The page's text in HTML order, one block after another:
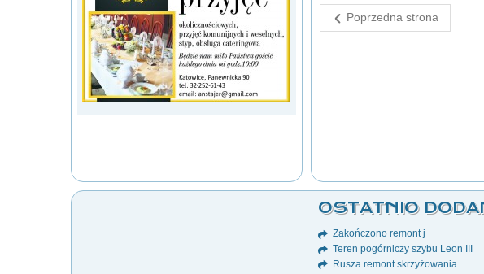
Poprzedna strona
OSTATNIO
Zakończono remont j
Teren pogórniczy szybu Leon III
Rusza remont skrzyżowania